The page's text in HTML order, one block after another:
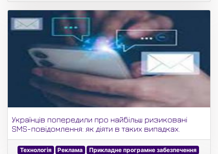
Українців попередили про найбільш ризиковані
SMS-повідомлення: як діяти в таких випадках.
Технологія Реклама Прикладне програмне забезпечення